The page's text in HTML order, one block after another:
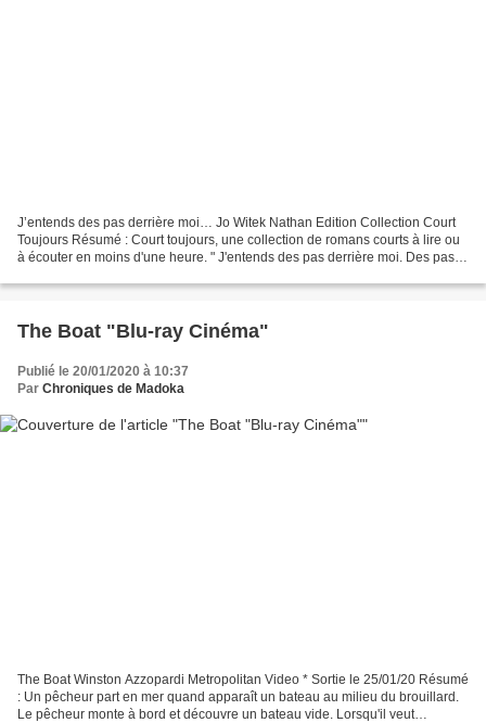
J’entends des pas derrière moi… Jo Witek Nathan Edition Collection Court
Toujours Résumé : Court toujours, une collection de romans courts à lire ou
à écouter en moins d'une heure. " J'entends des pas derrière moi. Des pas
The Boat "Blu-ray Cinéma"
Publié le 20/01/2020 à 10:37
Par Chroniques de Madoka
The Boat Winston Azzopardi Metropolitan Video * Sortie le 25/01/20 Résumé
: Un pêcheur part en mer quand apparaît un bateau au milieu du brouillard.
Le pêcheur monte à bord et découvre un bateau vide. Lorsqu'il veut